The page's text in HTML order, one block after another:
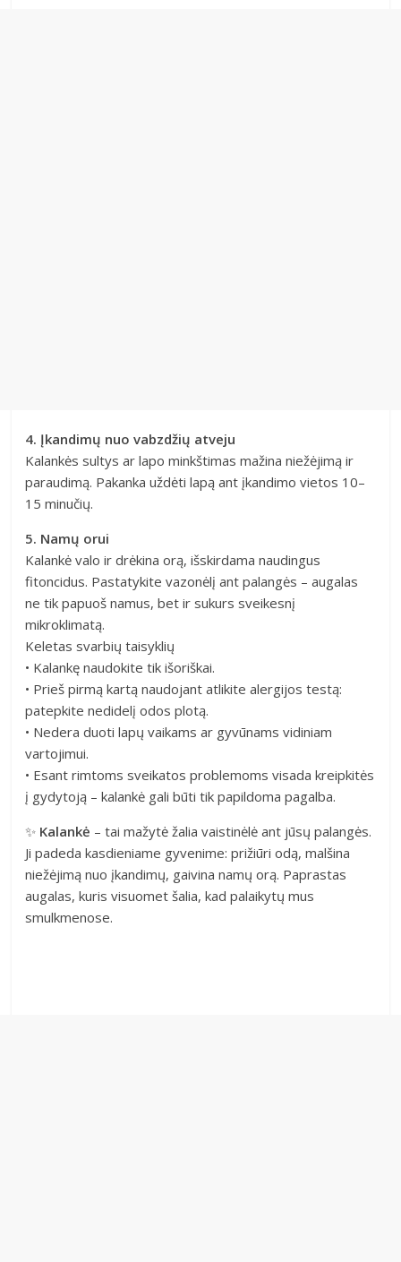
4. Įkandimų nuo vabzdžių atveju
Kalankės sultys ar lapo minkštimas mažina niežėjimą ir
paraudimą. Pakanka uždėti lapą ant įkandimo vietos 10–
15 minučių.
5. Namų orui
Kalankė valo ir drėkina orą, išskirdama naudingus
fitoncidus. Pastatykite vazonėlį ant palangės – augalas
ne tik papuoš namus, bet ir sukurs sveikesnį
mikroklimatą.
Keletas svarbių taisyklių
• Kalankę naudokite tik išoriškai.
• Prieš pirmą kartą naudojant atlikite alergijos testą:
patepkite nedidelį odos plotą.
• Nedera duoti lapų vaikams ar gyvūnams vidiniam
vartojimui.
• Esant rimtoms sveikatos problemoms visada kreipkitės
į gydytoją – kalankė gali būti tik papildoma pagalba.
✨ Kalankė – tai mažytė žalia vaistinėlė ant jūsų palangės.
Ji padeda kasdieniame gyvenime: prižiūri odą, malšina
niežėjimą nuo įkandimų, gaivina namų orą. Paprastas
augalas, kuris visuomet šalia, kad palaikytų mus
smulkmenose.